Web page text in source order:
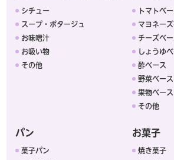
シチュー
スープ・ポタージュ
お味噌汁
お吸い物
その他
トマトベ
マヨネー
チーズベー
しょうゆ
酢ベース
野菜ベース
果物ベース
その他
パン
菓子パン
お菓子
焼き菓子